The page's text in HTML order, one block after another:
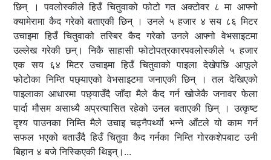
छिन् । पवलोस्कीले हिउँ चितुवाको फोटो गत अक्टोवर ८ मा आफ्नो
क्यामेरामा कैद गरेको बताएकी छिन् । उनले ५ हजार ४ सय ८६ मिटर
उचाइमा हिउँ चितुवाको तस्बिर कैद गरेको उनले आफ्नो वेभसाइटमा
उल्लेख गरेकी छन्। निकै साहासी फोटोपत्रकारपवलोस्कीले ५ हजार
एक सय ६४ मिटर उचाइमा हिउँ चितुवाको पाइला देखेपछि आफूले
फोटोका निम्ति पछ्याएको वेभसाइटमा जनाएकी छिन् । तल देखिएको
पाइलाका आधारमा पछ्याउँदै जाँदा मैले कैद गर्न खोजेकै जनावर फेला
पार्दा मौसम असाध्यै अप्रत्यासित रहेको उनल बताएकी छिन् । उत्कृष्ट
दृश्य पाउनका निम्ति मैले उचाइ चढ्नैपर्थ्यो भन्ने आँटले यो काम गर्न
सफल भएको बताउँदै हिउँ चितुवा कैद गर्नका निम्ति गोरकशेपबाट उनी
बिहान ४ बजे निस्किएकी थिइन्।...